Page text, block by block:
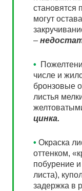
становятся
могут
–
•
числе и
бронзовые
листья
цинка.
• Окраска
оттенком,
побурение
листа),
задержка в